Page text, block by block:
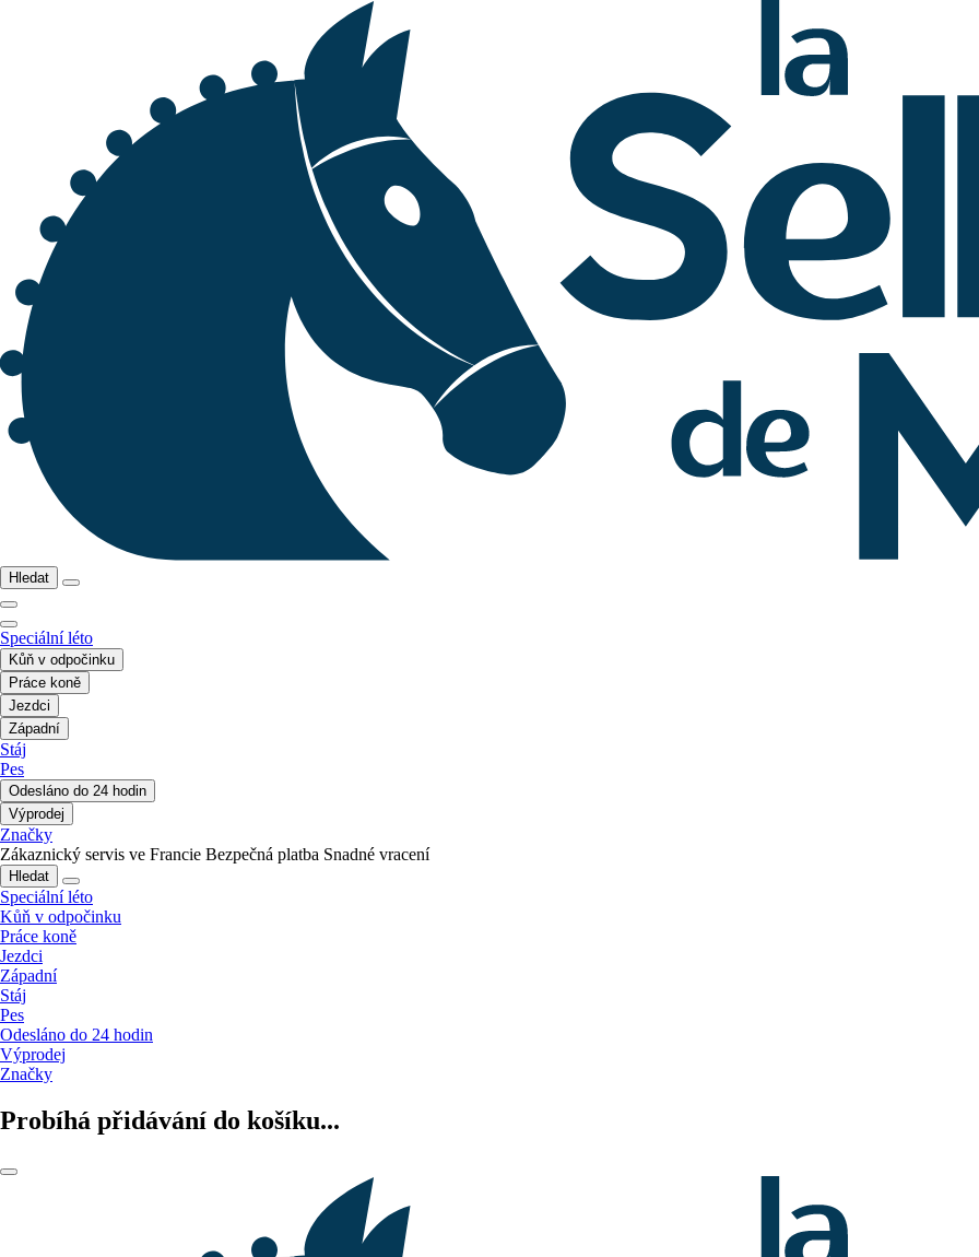
Hledat
Speciální léto
Kůň v odpočinku
Práce koně
Jezdci
Západní
Stáj
Pes
Odesláno do 24 hodin
Výprodej
Značky
Zákaznický servis ve Francie Bezpečná platba Snadné vracení
Hledat
Speciální léto
Kůň v odpočinku
Práce koně
Jezdci
Západní
Stáj
Pes
Odesláno do 24 hodin
Výprodej
Značky
Probíhá přidávání do košíku...